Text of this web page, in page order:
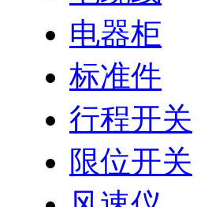
电器柜
标准件
行程开关
限位开关